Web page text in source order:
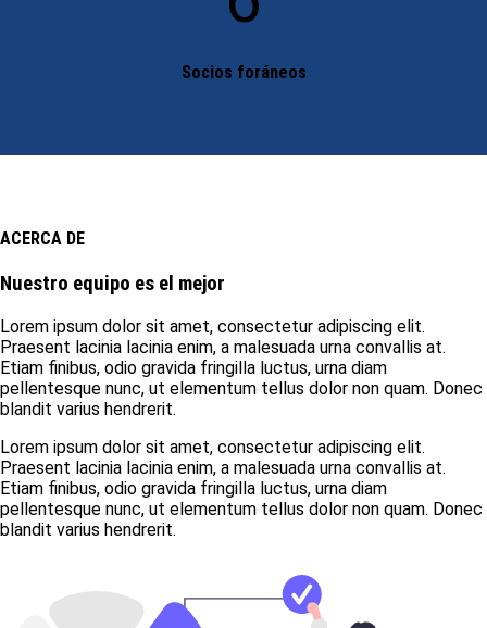
Socios foráneos
ACERCA DE
Nuestro equipo es el mejor
Lorem ipsum dolor sit amet, consectetur adipiscing elit.
Praesent lacinia lacinia enim, a malesuada urna convallis at.
Etiam finibus, odio gravida fringilla luctus, urna diam
pellentesque nunc, ut elementum tellus dolor non quam. Donec
blandit varius hendrerit.
Lorem ipsum dolor sit amet, consectetur adipiscing elit.
Praesent lacinia lacinia enim, a malesuada urna convallis at.
Etiam finibus, odio gravida fringilla luctus, urna diam
pellentesque nunc, ut elementum tellus dolor non quam. Donec
blandit varius hendrerit.